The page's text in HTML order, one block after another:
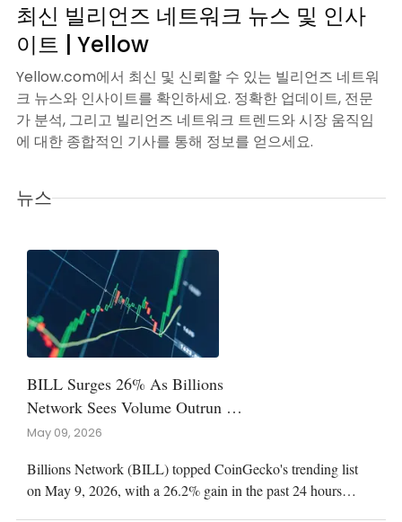
최신 빌리언즈 네트워크 뉴스 및 인사
이트 | Yellow
Yellow.com에서 최신 및 신뢰할 수 있는 빌리언즈 네트워
크 뉴스와 인사이트를 확인하세요. 정확한 업데이트, 전문
가 분석, 그리고 빌리언즈 네트워크 트렌드와 시장 움직임
에 대한 종합적인 기사를 통해 정보를 얻으세요.
뉴스
BILL Surges 26% As Billions
Network Sees Volume Outrun Its
Market Cap
May 09, 2026
Billions Network (BILL) topped CoinGecko's trending list
on May 9, 2026, with a 26.2% gain in the past 24 hours